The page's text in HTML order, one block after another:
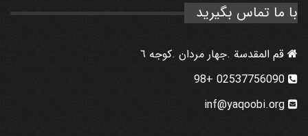
با ما تماس بگیرید
قم المقدسة .جهار مردان .كوجه ٦
inf@yaqoobi.org